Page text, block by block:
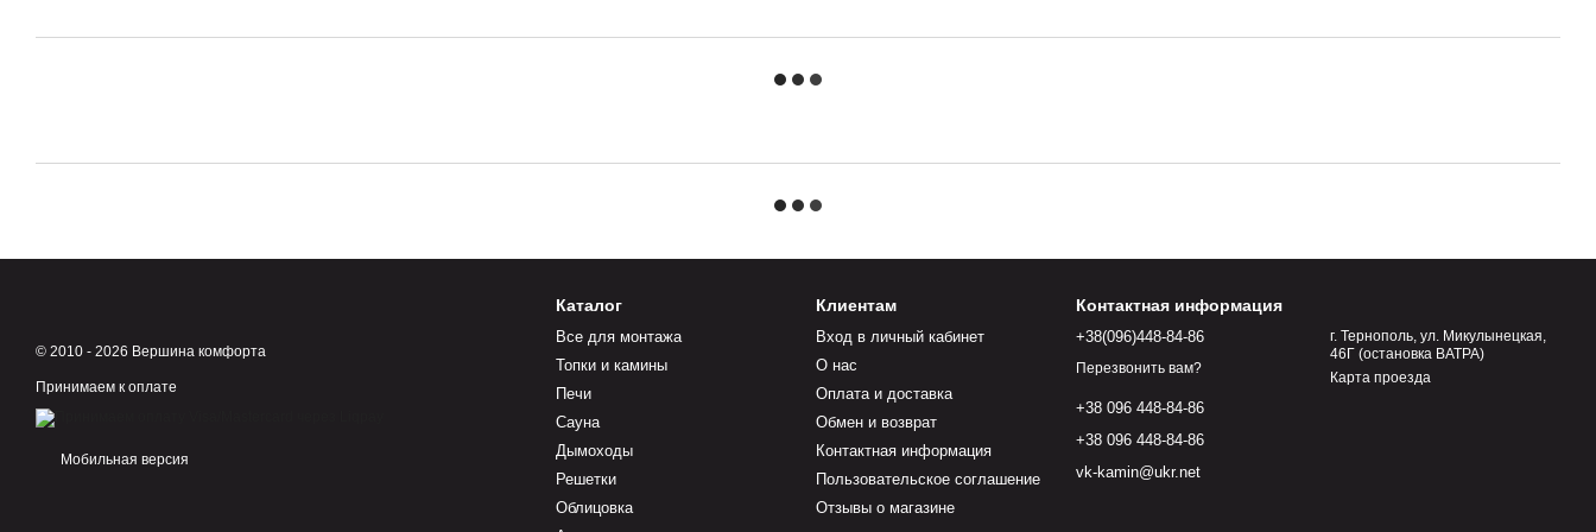
© 2010 - 2026 Вершина комфорта
Принимаем к оплате
Мобильная версия
Каталог
Все для монтажа
Топки и камины
Печи
Сауна
Дымоходы
Решетки
Облицовка
Клиентам
Вход в личный кабинет
О нас
Оплата и доставка
Обмен и возврат
Контактная информация
Пользовательское соглашение
Отзывы о магазине
Контактная информация
+38(096)448-84-86
Перезвонить вам?
+38 096 448-84-86
+38 096 448-84-86
vk-kamin@ukr.net
г. Тернополь, ул. Микулынецкая,
46Г (остановка ВАТРА)
Карта проезда